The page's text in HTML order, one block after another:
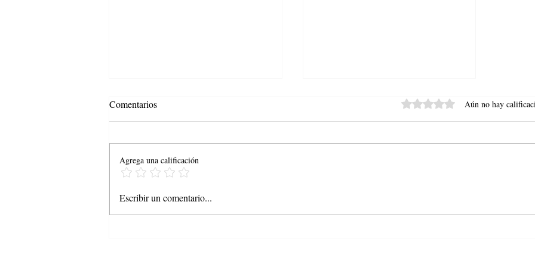
¡Feliz Día de Velitas les desea
Comentarios Obtuvo 0 de 5 estrellas.
Aún no hay
Agrega una calificación
Escribir un comentario...